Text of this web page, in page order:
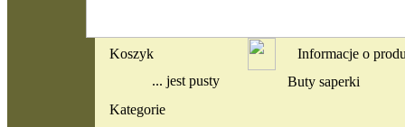
Koszyk
... jest pusty
Kategorie
Informacje o
Buty saperki